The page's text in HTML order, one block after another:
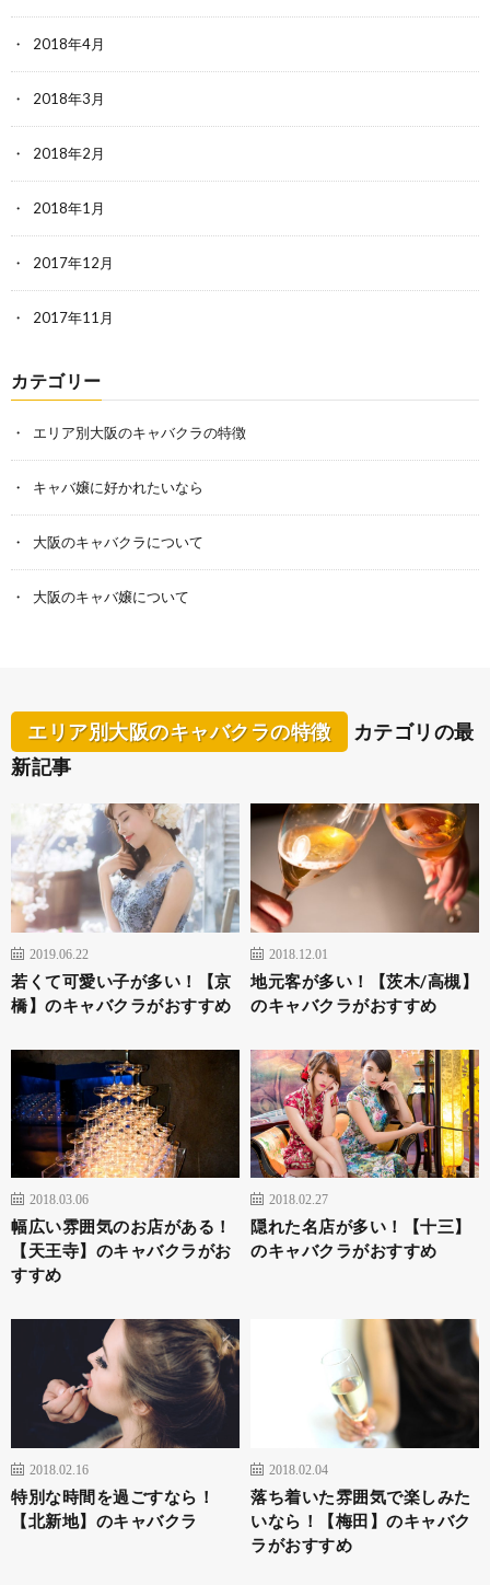
2018年4月
2018年3月
2018年2月
2018年1月
2017年12月
2017年11月
カテゴリー
エリア別大阪のキャバクラの特徴
キャバ嬢に好かれたいなら
大阪のキャバクラについて
大阪のキャバ嬢について
エリア別大阪のキャバクラの特徴
カテゴリの最
新記事
2019.06.22
若くて可愛い子が多い！【京
橋】のキャバクラがおすすめ
2018.12.01
地元客が多い！【茨木/高槻】
のキャバクラがおすすめ
2018.03.06
幅広い雰囲気のお店がある！
【天王寺】のキャバクラがお
すすめ
2018.02.27
隠れた名店が多い！【十三】
のキャバクラがおすすめ
2018.02.16
特別な時間を過ごすなら！
【北新地】のキャバクラ
2018.02.04
落ち着いた雰囲気で楽しみた
いなら！【梅田】のキャバク
ラがおすすめ